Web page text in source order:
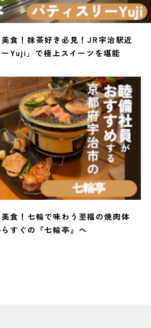
食！抹茶好き必見！JR宇治駅近
Yuji」で極上スイーツを堪能
食！七輪で味わう至福の焼肉体
すぐの『七輪亭』へ